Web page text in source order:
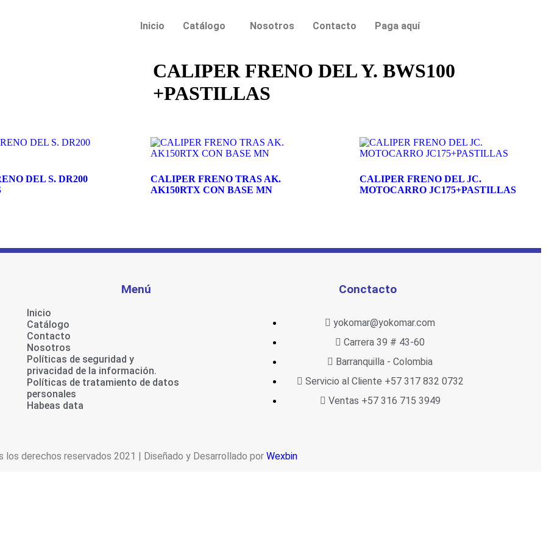
Inicio Catálogo Nosotros Contacto Paga aquí
CALIPER FRENO DEL Y. BWS100
+PASTILLAS
DEL S. DR200
CALIPER FRENO TRAS AK.
AK150RTX CON BASE MN
CALIPER FRENO DEL JC.
MOTOCARRO JC175+PASTILLAS
Menú
Inicio
Catálogo
Contacto
Nosotros
Políticas de seguridad y
privacidad de la información.
Políticas de tratamiento de datos
personales
Habeas data
Conctacto
yokomar@yokomar.com
Carrera 39 # 43-60
Barranquilla - Colombia
Servicio al Cliente +57 317 832 0732
Ventas +57 316 715 3949
los derechos reservados 2021 | Diseñado y Desarrollado por Wexbin